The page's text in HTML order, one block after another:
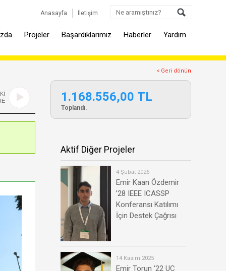
Anasayfa İletişim
Projeler Başardıklarımız Haberler Yardım
< Geri dönün
1.168.556,00 TL
Toplandı.
Aktif Diğer Projeler
4 Şubat 2026
Emir Kaan Özdemir
’28 IEEE ICASSP
Konferansı Katılımı
İçin Destek Çağrısı
14 Kasım 2025
Emir Torun '22 UC